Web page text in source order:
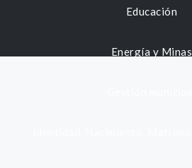
Educación
Energía y Minas